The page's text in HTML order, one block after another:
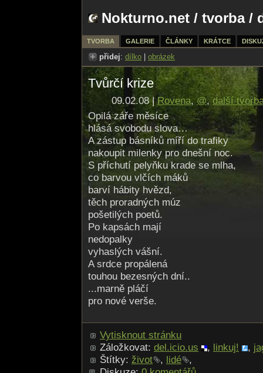
Nokturno.net / tvorba/
TVORBA GALERIE ČLÁNKY KRÁTCE
přidej: dílko obrázek
Tvůrčí krize
09.02.08 |Rovena,@,další
Opilá záře měsíce
hlásá svobodu slova…
A zástup básníků míří do trafiky
nakoupit milenky pro dnešní noc.
S příchutí pelyňku krade se mlha,
co barvou vlčích máků
barví hábity hvězd,
těch proradných múz
pošetilých poetů.
Po kapsách mají
nedopalky
vyhaslých vášní.
A srdce propálená
touhou bezesných dní..
...marně pláčí
pro nové verše.
Vytisknout stránku
Záložkovat: del.icio.us , linkuj! ,
Štítky: život , lidé
,